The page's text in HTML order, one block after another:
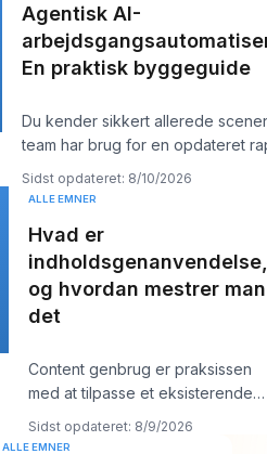
Agentisk AI-
En praktisk byggeguide
Du kender sikkert allerede
team har brug for en opdateret
data kopieret mellem a
Sidst opdateret: 8/10/2026
ALLE EMNER
Hvad er
indholdsgenanvendelse,
og hvordan mestrer man
det
Content genbrug er praksissen
med at tilpasse et eksisterende
aktiv til flere platform-native
Sidst opdateret: 8/9/2026
ALLE EMNER